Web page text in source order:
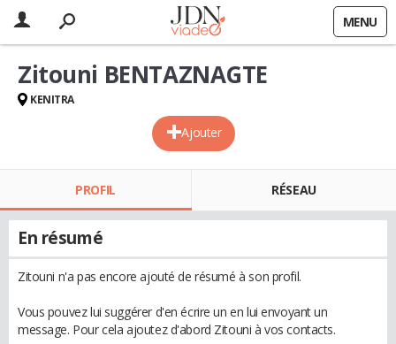
MENU
Ajouter
Zitouni BENTAZNAGTE
KENITRA
PROFIL RÉSEAU
En résumé
Zitouni n'a pas encore ajouté de résumé à son profil.
Vous pouvez lui suggérer d'en écrire un en lui envoyant un
message. Pour cela ajoutez d'abord Zitouni à vos contacts.